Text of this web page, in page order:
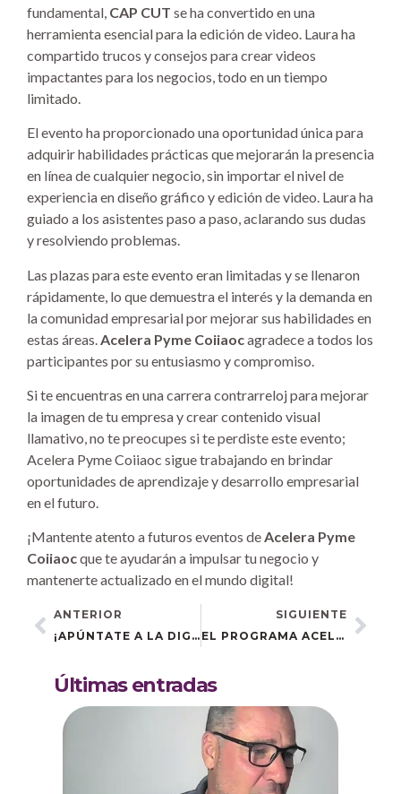
fundamental, CAP CUT se ha convertido en una
herramienta esencial para la edición de video. Laura ha
compartido trucos y consejos para crear videos
impactantes para los negocios, todo en un tiempo
limitado.
El evento ha proporcionado una oportunidad única para
adquirir habilidades prácticas que mejorarán la presencia
en línea de cualquier negocio, sin importar el nivel de
experiencia en diseño gráfico y edición de video. Laura ha
guiado a los asistentes paso a paso, aclarando sus dudas
y resolviendo problemas.
Las plazas para este evento eran limitadas y se llenaron
rápidamente, lo que demuestra el interés y la demanda en
la comunidad empresarial por mejorar sus habilidades en
estas áreas. Acelera Pyme Coiiaocagradece a todos los
participantes por su entusiasmo y compromiso.
Si te encuentras en una carrera contrarreloj para mejorar
la imagen de tu empresa y crear contenido visual
llamativo, no te preocupes si te perdiste este evento;
Acelera Pyme Coiiaoc sigue trabajando en brindar
oportunidades de aprendizaje y desarrollo empresarial
en el futuro.
¡Mantente atento a futuros eventos deAcelera Pyme
Coiiaocque te ayudarán a impulsar tu negocio y
mantenerte actualizado en el mundo digital!
ANTERIOR
¡APÚNTATE A LA DIGITALIZACIÓN DE TU NEGOCIO CON ACELERA PYME!
SIGUIENTE
EL PROGRAMA ACELERA PYME LLEGA A SEVILLA PARA CAMBIAR EL RUMBO DE TU NEGOCIO
Últimas entradas